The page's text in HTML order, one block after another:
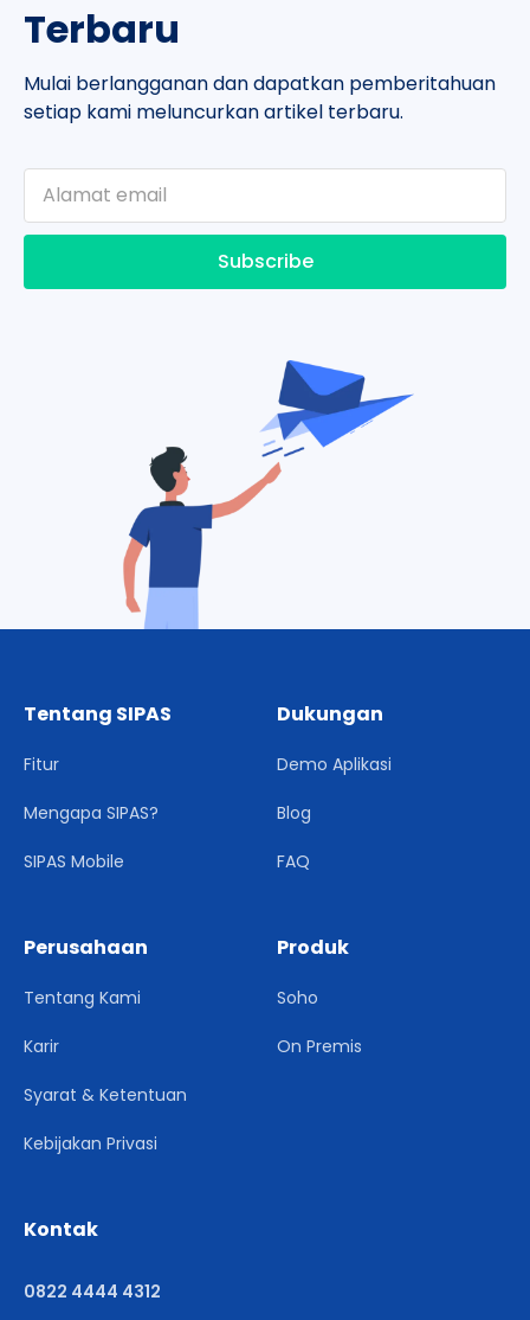
Terbaru
Mulai berlangganan dan dapatkan pemberitahuan
setiap kami meluncurkan artikel terbaru.
Subscribe
Tentang SIPAS
Fitur
Mengapa SIPAS?
SIPAS Mobile
Dukungan
Demo Aplikasi
Blog
FAQ
Perusahaan
Tentang Kami
Karir
Syarat & Ketentuan
Kebijakan Privasi
Produk
Soho
On Premis
Kontak
0822 4444 4312